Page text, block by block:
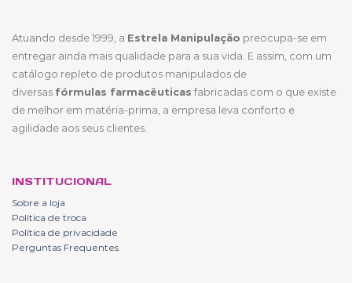
Atuando desde 1999, a Estrela Manipulação preocupa-se em
entregar ainda mais qualidade para a sua vida. E assim, com um
catálogo repleto de produtos manipulados de
diversas fórmulas farmacêuticas fabricadas com o que existe
de melhor em matéria-prima, a empresa leva conforto e
agilidade aos seus clientes.
INSTITUCIONAL
Sobre a loja
Política de troca
Política de privacidade
Perguntas Frequentes